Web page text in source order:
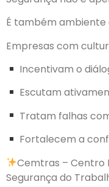
É também ambiente
Empresas com
Incentivam o
Escutam
Tratam falhas
Fortalecem a
Cemtras – Centro
Segurança do